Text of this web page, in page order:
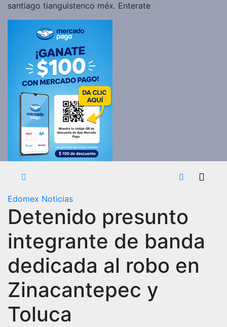
santiago tianguistenco méx. Enterate
Edomex Noticias
Detenido presunto
integrante de banda
dedicada al robo en
Zinacantepec y
Toluca